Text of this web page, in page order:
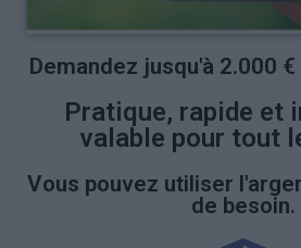
Demandez jusqu'à 2.000
Pratique, rapide et
valable pour tout
Vous pouvez utiliser
de besoin.